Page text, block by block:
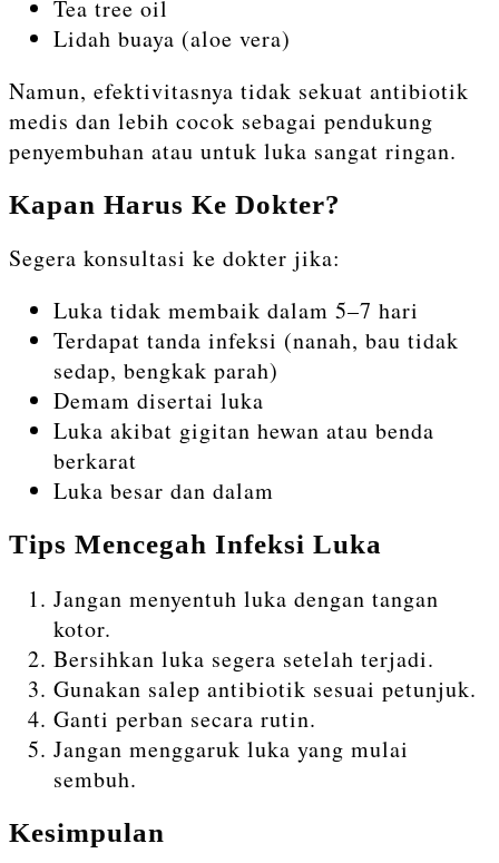
Tea tree oil
Lidah buaya (aloe vera)
Namun, efektivitasnya tidak sekuat antibiotik
medis dan lebih cocok sebagai pendukung
penyembuhan atau untuk luka sangat ringan.
Kapan Harus Ke Dokter?
Segera konsultasi ke dokter jika:
Luka tidak membaik dalam 5–7 hari
Terdapat tanda infeksi (nanah, bau tidak
sedap, bengkak parah)
Demam disertai luka
Luka akibat gigitan hewan atau benda
berkarat
Luka besar dan dalam
Tips Mencegah Infeksi Luka
Jangan menyentuh luka dengan tangan
kotor.
Bersihkan luka segera setelah terjadi.
Gunakan salep antibiotik sesuai petunjuk.
Ganti perban secara rutin.
Jangan menggaruk luka yang mulai
sembuh.
Kesimpulan